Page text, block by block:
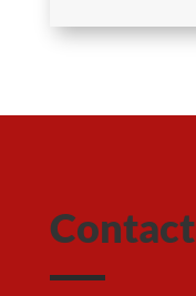
Contact